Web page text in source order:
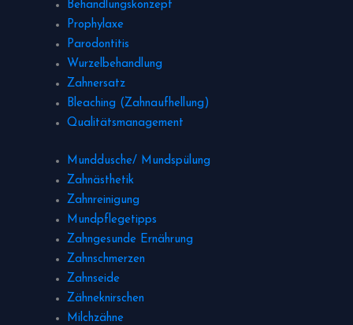
Behandlungskonzept
Prophylaxe
Parodontitis
Wurzelbehandlung
Zahnersatz
Bleaching (Zahnaufhellung)
Qualitätsmanagement
Munddusche/ Mundspülung
Zahnästhetik
Zahnreinigung
Mundpflegetipps
Zahngesunde Ernährung
Zahnschmerzen
Zahnseide
Zähneknirschen
Milchzähne